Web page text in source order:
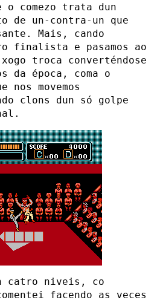
o comezo trata dun
de un-contra-un que
Mais, cando
finalista e pasamos ao
troca converténdose
da época, coma o
nos movemos
clons dun só golpe
catro niveis, co
facendo as veces